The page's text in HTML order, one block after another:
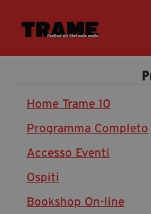
Trame.15
Libri | Trame.15
Media & Press
News & Kit
Accrediti Stampa |
Home Trame 10
Programma Completo
Accesso Eventi
Ospiti
Bookshop On-line